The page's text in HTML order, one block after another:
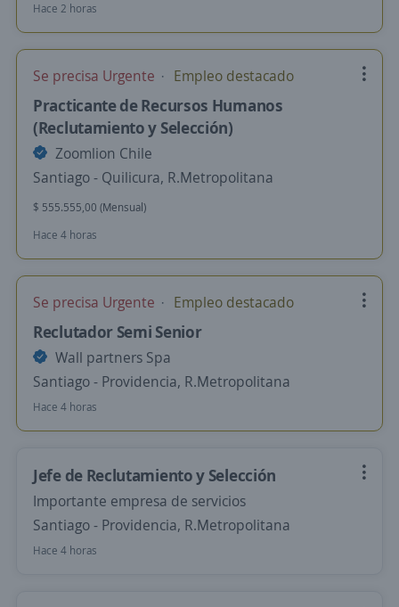
Hace 2 horas
Se precisa Urgente Empleo destacado
Practicante de Recursos Humanos
(Reclutamiento y Selección)
Zoomlion Chile
Santiago - Quilicura, R.Metropolitana
$ 555.555,00 (Mensual)
Hace 4 horas
Se precisa Urgente Empleo destacado
Reclutador Semi Senior
Wall partners Spa
Santiago - Providencia, R.Metropolitana
Hace 4 horas
Jefe de Reclutamiento y Selección
Importante empresa de servicios
Santiago - Providencia, R.Metropolitana
Hace 4 horas